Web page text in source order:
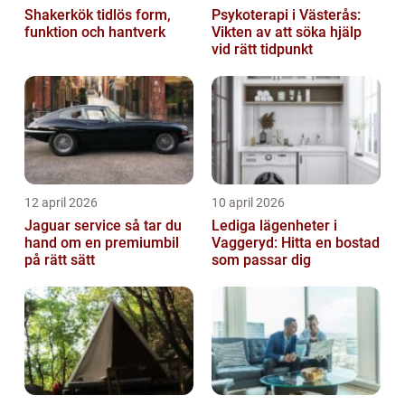
Shakerkök tidlös form,
funktion och hantverk
Psykoterapi i Västerås:
Vikten av att söka hjälp
vid rätt tidpunkt
12 april 2026
Jaguar service så tar du
hand om en premiumbil
på rätt sätt
10 april 2026
Lediga lägenheter i
Vaggeryd: Hitta en bostad
som passar dig